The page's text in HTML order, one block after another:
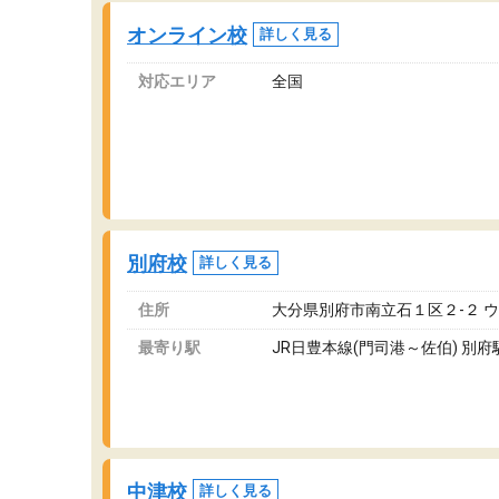
オンライン校 詳しく見る
対応エリア 全国
別府校 詳しく見る
住所 大分県別府市南立石１区２-２
最寄り駅 JR日豊本線(門司港～佐伯) 別府
中津校 詳しく見る